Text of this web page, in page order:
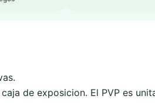
de exposicion. El PVP es